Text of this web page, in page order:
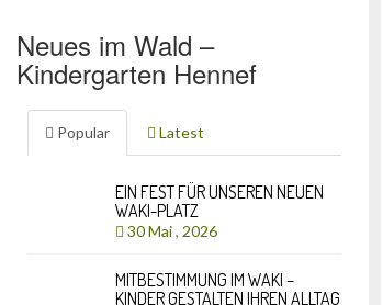
Neues im Wald –
Kindergarten Hennef
Popular Latest
EIN FEST FÜR UNSEREN NEUEN
WAKI-PLATZ
30 Mai , 2026
MITBESTIMMUNG IM WAKI –
KINDER GESTALTEN IHREN ALLTAG